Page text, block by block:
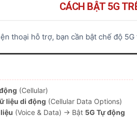
CÁCH BẬT 5G
thoại hỗ trợ, bạn cần bật chế độ
(Cellular)
liệu di động (Cellular Data Options)
(Voice & Data) → Bật 5G Tự động